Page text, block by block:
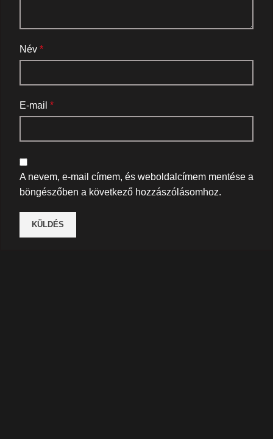
Név *
E-mail *
A nevem, e-mail címem, és weboldalcímem mentése a
böngészőben a következő hozzászólásomhoz.